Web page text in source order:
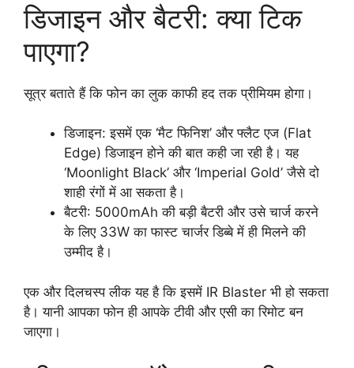
डिजाइन और बैटरी: क्या टिक
पाएगा?
सूत्र बताते हैं कि फोन का लुक काफी हद तक प्रीमियम होगा।
डिजाइन: इसमें एक ‘मैट फिनिश’ और फ्लैट एज (Flat
Edge) डिजाइन होने की बात कही जा रही है। यह
‘Moonlight Black’ और ‘Imperial Gold’ जैसे दो
शाही रंगों में आ सकता है।
बैटरी: 5000mAh की बड़ी बैटरी और उसे चार्ज करने
के लिए 33W का फास्ट चार्जर डिब्बे में ही मिलने की
उम्मीद है।
एक और दिलचस्प लीक यह है कि इसमें IR Blaster भी हो सकता
है। यानी आपका फोन ही आपके टीवी और एसी का रिमोट बन
जाएगा।